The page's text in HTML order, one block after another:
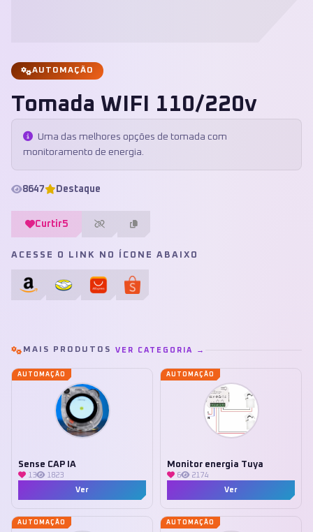
AUTOMAÇÃO
Tomada WIFI 110/220v
Uma das melhores opções de tomada com
monitoramento de energia.
8647 Destaque
Curtir5
ACESSE O LINK NO ÍCONE ABAIXO
MAIS PRODUTOS VER CATEGORIA →
AUTOMAÇÃO
Sense CAP IA
13
1823
Ver
AUTOMAÇÃO
Monitor energia Tuya
6
2174
Ver
AUTOMAÇÃO AUTOMAÇÃO